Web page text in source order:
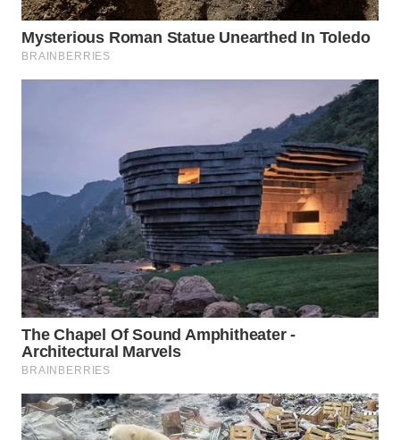
WN
BOGOR
WN
WN
SAMOSIR
WN
PADANG
LAWAS
SUMEDANG